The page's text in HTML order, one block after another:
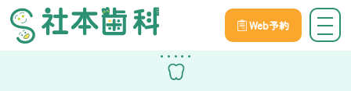
Web予約
スタッフブログ